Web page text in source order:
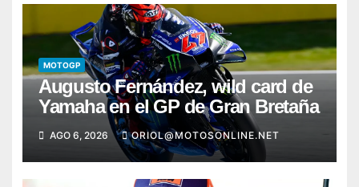
MOTOGP
Augusto Fernández, wild card de
Yamaha en el GP de Gran Bretaña
AGO 6, 2026 ORIOL@MOTOSONLINE.NET